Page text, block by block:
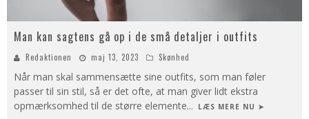
Man kan sagtens gå op i de små detaljer i outfits
Redaktionen maj 13, 2023 Skønhed
Når man skal sammensætte sine outfits, som man føler
passer til sin stil, så er det ofte, at man giver lidt ekstra
opmærksomhed til de større elemente... LÆS MERE NU ➤